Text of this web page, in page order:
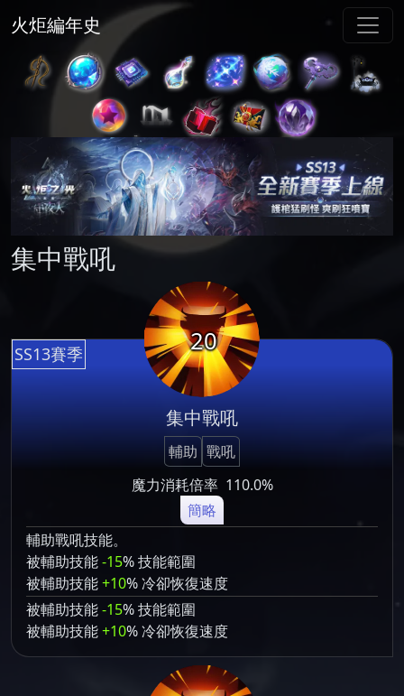
火炬編年史
集中戰吼
SS13賽季 20
集中戰吼
輔助 戰吼
魔力消耗倍率 110.0%
簡略
輔助戰吼技能。
被輔助技能-15% 技能範圍
被輔助技能+10% 冷卻恢復速度
被輔助技能-15% 技能範圍
被輔助技能+10% 冷卻恢復速度